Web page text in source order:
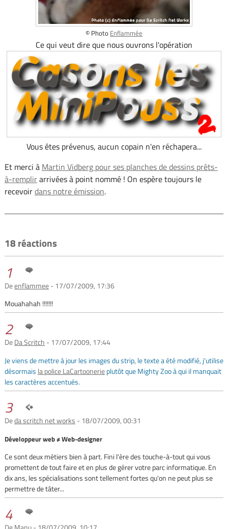
© Photo Enflammée
Ce qui veut dire que nous ouvrons l'opération
Vous êtes prévenus, aucun copain n'en réchapera...
Et merci à Martin Vidberg pour ses planches de dessins prêts-
à-remplirarrivées à point nommé ! On espère toujours le
recevoirdans notre émission.
18 réactions
1
Deenflammee- 17/07/2009, 17:36
Mouahahah !!!!!!!
2
DeDa Scritch - 17/07/2009, 17:44
Je viens de mettre à jour les images du strip, le texte a été modifié, j'utilise
désormais la police LaCartoonerieplutôt que Mighty Zoo à qui il manquait
les caractères accentués.
3
Deda scritch net works - 18/07/2009, 00:31
Développeur web ≠ Web-designer
Ce sont deux métiers bien à part. Fini l'ère des touche-à-tout qui vous
promettent de tout faire et en plus de gérer votre parc informatique. En
dix ans, les spécialisations sont tellement fortes qu'on ne peut plus se
permettre de tâter...
4